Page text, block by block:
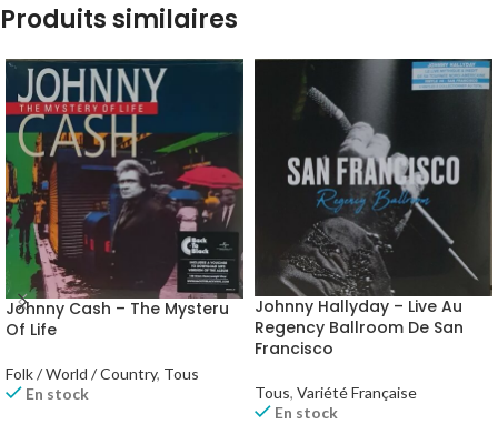
Produits similaires
Johnny Cash – The Mysteru
Of Life
Folk / World / Country, Tous
En stock
Johnny Hallyday – Live Au
Regency Ballroom De San
Francisco
Tous, Variété Française
En stock